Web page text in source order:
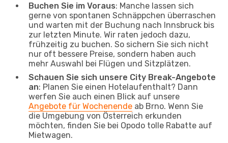
Buchen Sie im Voraus: Manche lassen sich
gerne von spontanen Schnäppchen überraschen
und warten mit der Buchung nach Innsbruck bis
zur letzten Minute. Wir raten jedoch dazu,
frühzeitig zu buchen. So sichern Sie sich nicht
nur oft bessere Preise, sondern haben auch
mehr Auswahl bei Flügen und Sitzplätzen.
Schauen Sie sich unsere City Break-Angebote
an: Planen Sie einen Hotelaufenthalt? Dann
werfen Sie auch einen Blick auf unsere
Angebote für Wochenende ab Brno. Wenn Sie
die Umgebung von Österreich erkunden
möchten, finden Sie bei Opodo tolle Rabatte auf
Mietwagen.